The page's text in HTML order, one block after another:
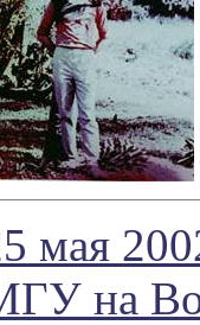
мая
на